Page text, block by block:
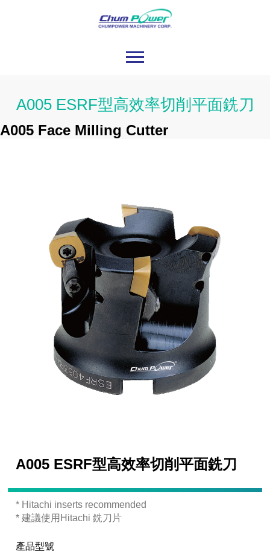
A005 ESRF型高效率切削平面銑刀
A005 Face Milling Cutter
A005 ESRF型高效率切削平面銑刀
* Hitachi inserts recommended
* 建議使用Hitachi 銑刀片
產品型號